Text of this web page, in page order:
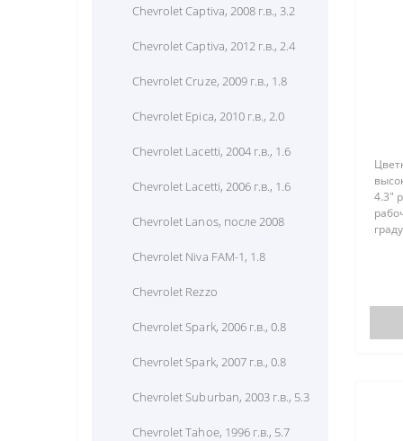
Chevrolet Captiva, 2008 г.в., 3.2
Chevrolet Captiva, 2012 г.в., 2.4
Chevrolet Cruze, 2009 г.в., 1.8
Chevrolet Epica, 2010 г.в., 2.0
Chevrolet Lacetti, 2004 г.в., 1.6
Chevrolet Lacetti, 2006 г.в., 1.6
Chevrolet Lanos, после 2008
Chevrolet Niva FAM-1, 1.8
Chevrolet Rezzo
Chevrolet Spark, 2006 г.в., 0.8
Chevrolet Spark, 2007 г.в., 0.8
Chevrolet Suburban, 2003 г.в., 5.3
Chevrolet Tahoe, 1996 г.в., 5.7
4.3"